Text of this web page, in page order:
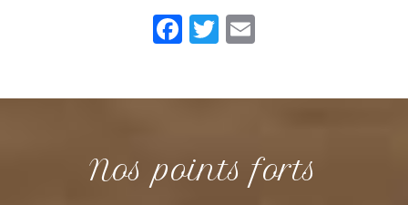
Facebook
Twitter
Nos points forts